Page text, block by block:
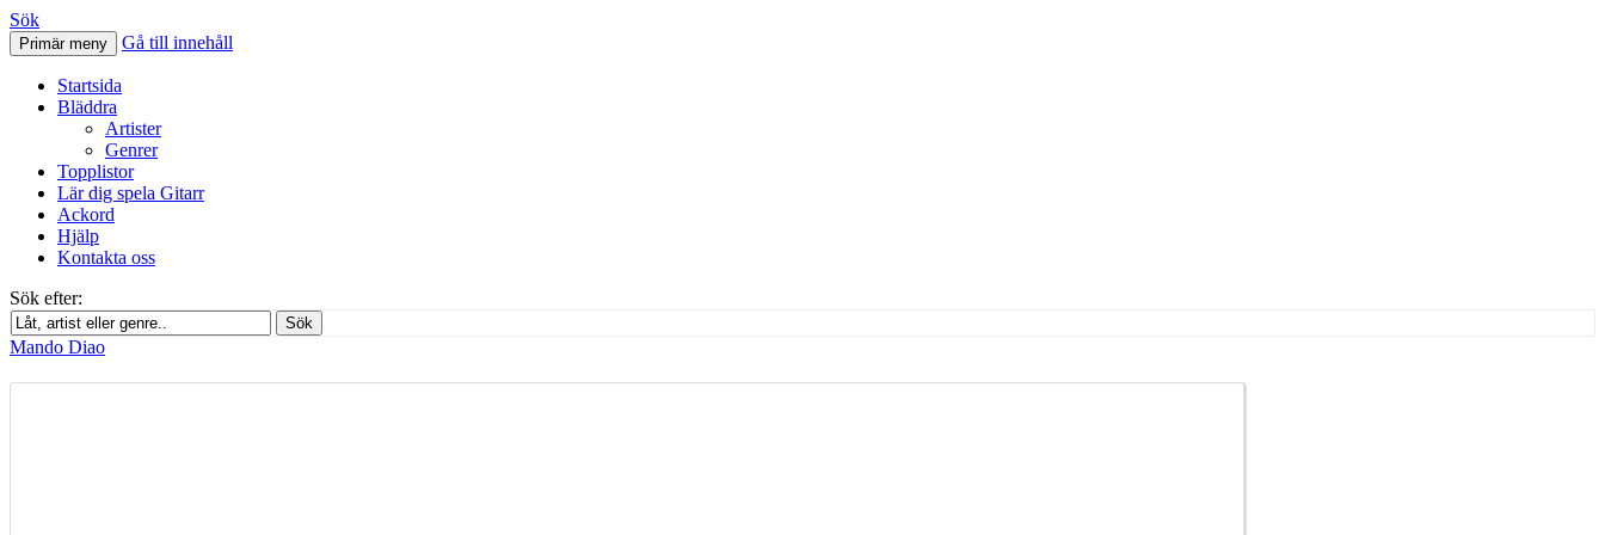
Svenskatabs.se
Sök
Primär meny Gå till innehåll
Startsida
Bläddra
Artister
Genrer
Topplistor
Lär dig spela Gitarr
Ackord
Hjälp
Kontakta oss
Sök efter:
Sök
Mando Diao